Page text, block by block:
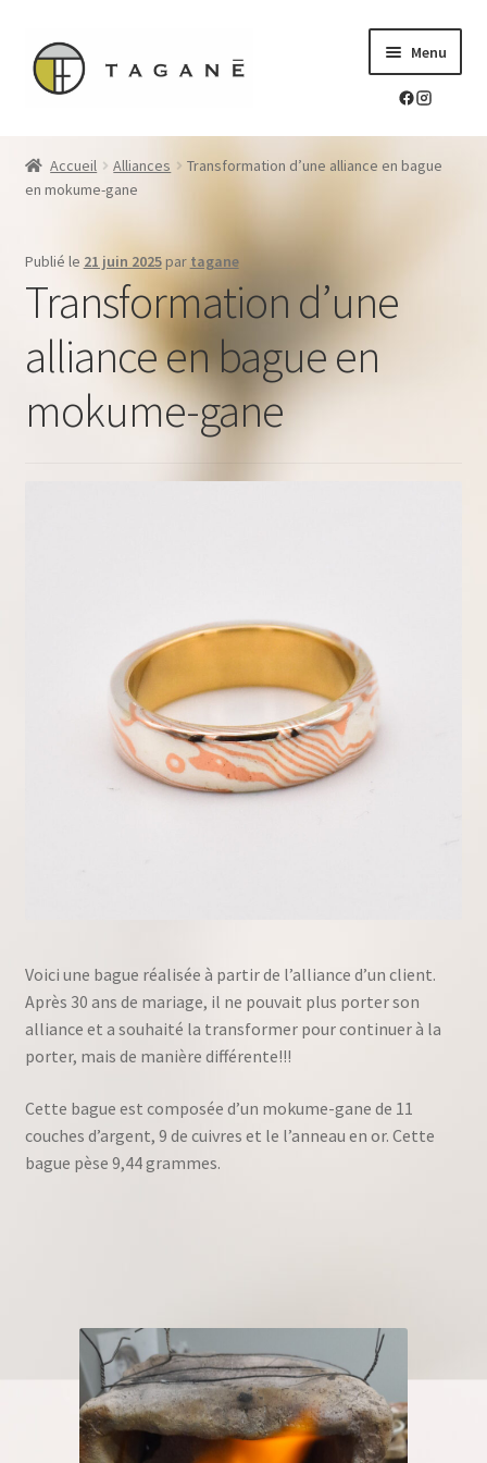
Aller
Aller
au
contenu
Menu
Le sur-mesure en mokume-gane
Mes réalisations
Blog Tagane
Boutique
Contact
Accueil Alliances
Transformation d’une alliance en bague
en mokume-gane
Publié le 21 juin 2025par tagane
Transformation d’une
alliance en bague en
mokume-gane
Voici une bague réalisée à partir de l’alliance d’un client.
Après 30 ans de mariage, il ne pouvait plus porter son
alliance et a souhaité la transformer pour continuer à la
porter, mais de manière différente!!!
Cette bague est composée d’un mokume-gane de 11
couches d’argent, 9 de cuivres et le l’anneau en or. Cette
bague pèse 9,44 grammes.